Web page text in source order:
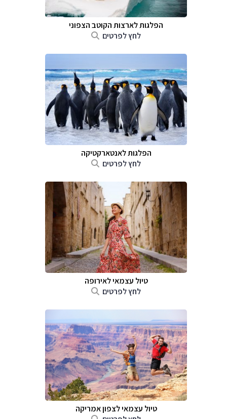
הפלגות לארצות הקוטב הצפוני
לחץ לפרטים
הפלגות לאנטארקטיקה
לחץ לפרטים
טיול עצמאי לאירופה
לחץ לפרטים
טיול עצמאי לצפון אמריקה